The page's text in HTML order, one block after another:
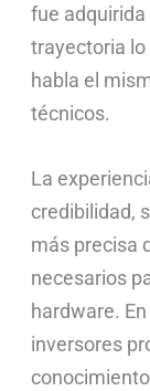
fue adquirida
trayectoria lo
habla el
técnicos.
La
credibilidad,
más precisa
necesarios
hardware.
inversores